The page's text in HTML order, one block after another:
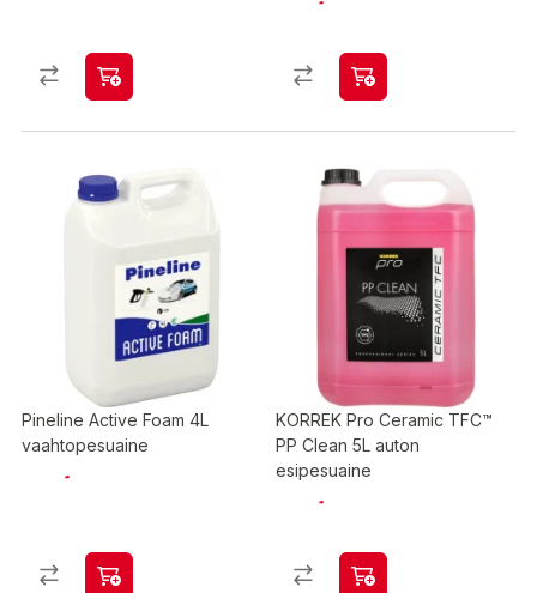
Pineline Active Foam 4L
vaahtopesuaine
KORREK Pro Ceramic TFC™
PP Clean 5L auton
esipesuaine